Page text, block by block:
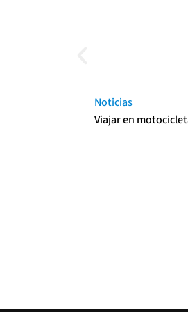
Noticias
Viajar en